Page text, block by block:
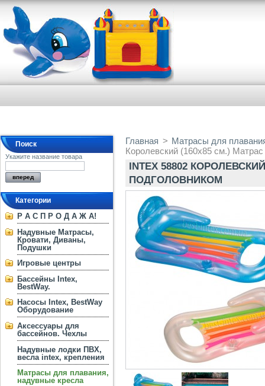
Поиск
Укажите название товара
Категории
Р А С П Р О Д А Ж А!
Надувные Матрасы,
Кровати, Диваны,
Подушки
Игровые центры
Бассейны Intex,
BestWay.
Насосы Intex, BestWay
Оборудование
Аксессуары для
бассейнов. Чехлы
Надувные лодки ПВХ,
весла intex, крепления
Матрасы для плавания,
надувные кресла
Главная > Матрасы для
Королевский (160х85 см.)
INTEX 58802
ПОДГОЛОВНИКОМ